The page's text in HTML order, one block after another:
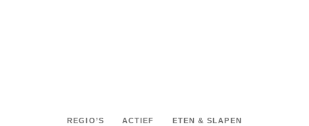
REGIO’S ACTIEF ETEN & SLAPEN